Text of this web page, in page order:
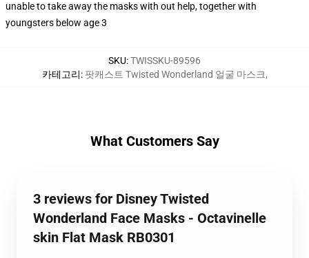
unable to take away the masks with out help, together with
youngsters below age 3
SKU:TWISSKU-89596
카테고리: 팟캐스트 Twisted Wonderland 얼굴 마스크,
What Customers Say
3 reviews for Disney Twisted
Wonderland Face Masks - Octavinelle
skin Flat Mask RB0301